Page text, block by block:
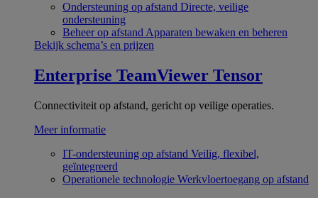
Ondersteuning op afstand Directe, veilige
ondersteuning
Beheer op afstand Apparaten bewaken en beheren
Bekijk schema’s en prijzen
Enterprise TeamViewer Tensor
Connectiviteit op afstand, gericht op veilige operaties.
Meer informatie
IT-ondersteuning op afstand Veilig, flexibel,
geïntegreerd
Operationele technologie Werkvloertoegang op afstand